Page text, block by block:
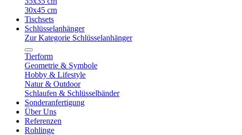
30x45 cm
Tischsets
Schlüsselanhänger
Zur Kategorie Schlüsselanhänger
Tierform
Geometrie & Symbole
Hobby & Lifestyle
Natur & Outdoor
Schlaufen & Schlüsselbänder
Sonderanfertigung
Über Uns
Referenzen
Rohlinge